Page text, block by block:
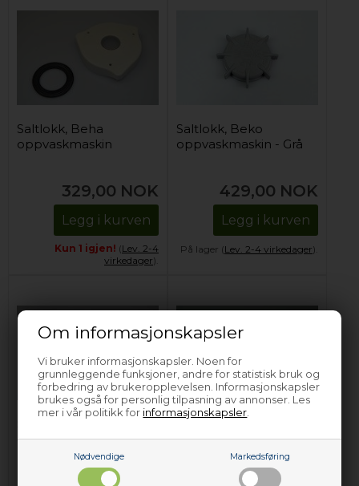
Om informasjonskapsler
Vi bruker informasjonskapsler. Noen for
grunnleggende funksjoner, andre for statistisk bruk og
forbedring av brukeropplevelsen. Informasjonskapsler
brukes også for personlig tilpasning av annonser. Les
mer i vår politikk for informasjonskapsler
Nødvendige Markedsføring
Saltlokk, Beha
oppvaskmaskin
329,00 NOK
Legg i kurven
Kun 1 igjen! (Lev. 2-4
virkedager).
Saltlokk, Beko
oppvaskmaskin - Grå
429,00 NOK
Legg i kurven
På lager (Lev. 2-4 virkedager).
Saltlokk, Beko
oppvaskmaskin
bajonettfatning)
Saltlokk, Beko
oppvaskmaskin
(med gjenger)